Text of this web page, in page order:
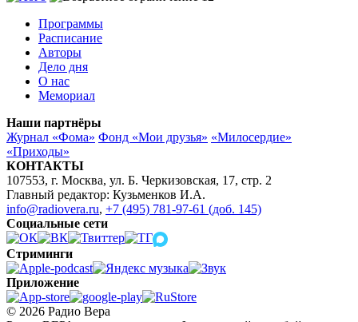
Программы
Расписание
Авторы
Дело дня
О нас
Мемориал
Наши партнёры
Журнал «Фома» Фонд «Мои друзья» «Милосердие»
«Приходы»
КОНТАКТЫ
107553, г. Москва, ул. Б. Черкизовская, 17, стр. 2
Главный редактор: Кузьменков И.А.
info@radiovera.ru, +7 (495) 781-97-61 (доб. 145)
Социальные сети
Стриминги
Приложение
© 2026 Радио Вера